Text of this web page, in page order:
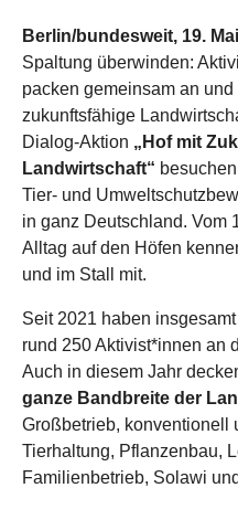
Berlin/bundesweit, 19.
Spaltung überwinden:
packen gemeinsam an
zukunftsfähige
Dialog-Aktion „Hof mit
Landwirtschaft“
Tier- und
in ganz Deutschland. Vom
Alltag auf den Höfen
und im Stall mit.
Seit 2021 haben
rund 250 Aktivist*innen an
Auch in diesem Jahr
ganze Bandbreite der
Großbetrieb, konventionell
Tierhaltung, Pflanzenbau,
Familienbetrieb, Solawi